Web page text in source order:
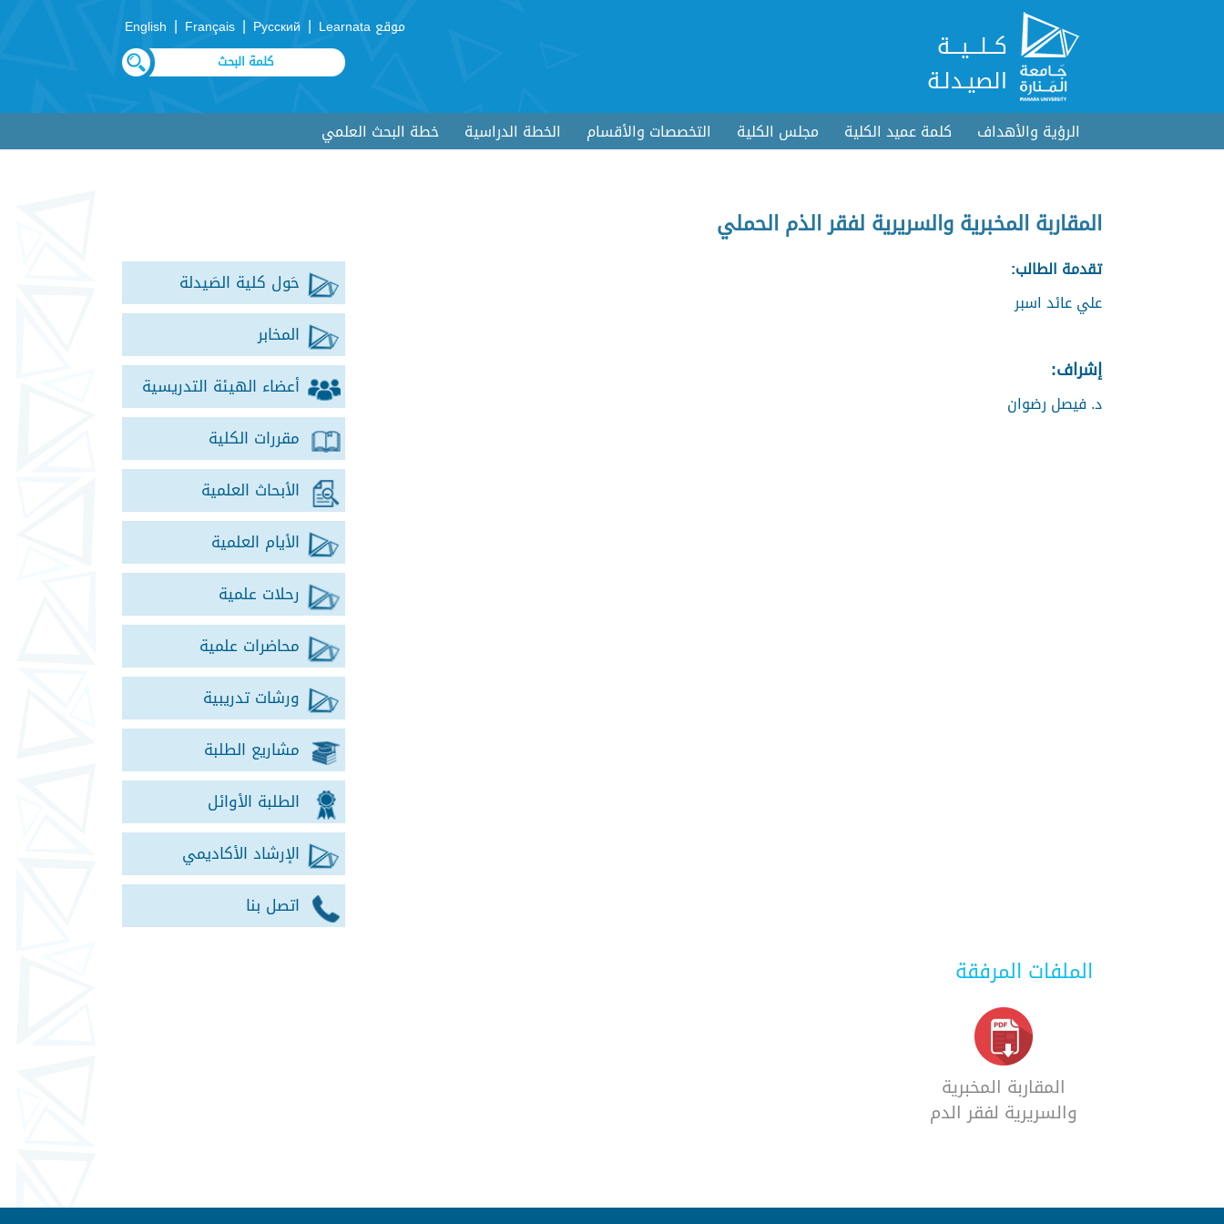
كــلـــيـــة
الصيـدلـة
موقع Learnata |
Русский
|
Français
|
English
الرؤية والأهداف كلمة عميد الكلية مجلس الكلية التخصصات والأقسام الخطة الدراسية خطة البحث العلمي
المقاربة المخبرية والسريرية لفقر الذم الحملي
حَول كلية الصَيدلة
المخابر
أعضاء الهيئة التدريسية
مقررات الكلية
الأبحاث العلمية
الأيام العلمية
رحلات علمية
محاضرات علمية
ورشات تدريبية
مشاريع الطلبة
الطلبة الأوائل
الإرشاد الأكاديمي
اتصل بنا
تقدمة الطالب:
علي عائد اسبر
إشراف:
د. فيصل رضوان
الملفات المرفقة
المقاربة المخبرية
والسريرية لفقر الدم